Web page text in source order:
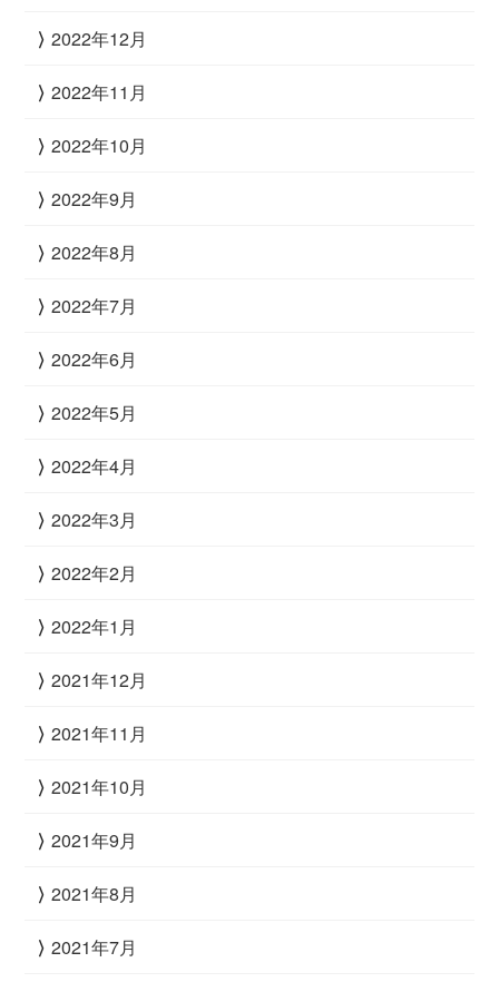
2022年12月
2022年11月
2022年10月
2022年9月
2022年8月
2022年7月
2022年6月
2022年5月
2022年4月
2022年3月
2022年2月
2022年1月
2021年12月
2021年11月
2021年10月
2021年9月
2021年8月
2021年7月